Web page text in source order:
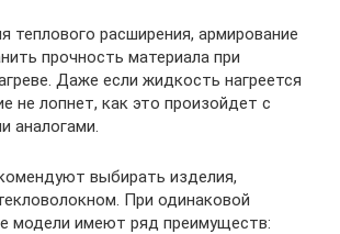
теплового расширения, армирование
прочность материала при
Даже если жидкость нагреется
не лопнет, как это произойдет с
аналогами.
выбирать изделия,
При одинаковой
модели имеют ряд преимуществ: